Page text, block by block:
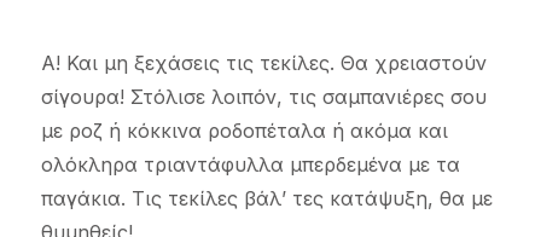
Α! Και μη ξεχάσεις τις τεκίλες. Θα χρειαστούν
σίγουρα! Στόλισε λοιπόν, τις σαμπανιέρες σου
με ροζ ή κόκκινα ροδοπέταλα ή ακόμα και
ολόκληρα τριαντάφυλλα μπερδεμένα με τα
παγάκια. Τις τεκίλες βάλ’ τες κατάψυξη, θα με